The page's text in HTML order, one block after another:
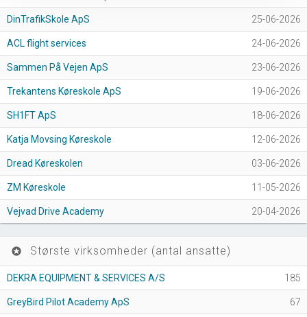
DinTrafikSkole ApS 25-06-2026
ACL flight services 24-06-2026
Sammen På Vejen ApS 23-06-2026
Trekantens Køreskole ApS 19-06-2026
SH1FT ApS 18-06-2026
Katja Movsing Køreskole 12-06-2026
Dread Køreskolen 03-06-2026
ZM Køreskole 11-05-2026
Vejvad Drive Academy 20-04-2026
stars Største virksomheder (antal ansatte)
DEKRA EQUIPMENT & SERVICES A/S 185
GreyBird Pilot Academy ApS 67